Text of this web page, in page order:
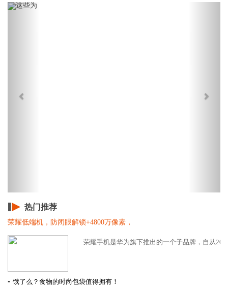
Previous
热门推荐
荣耀低端机，防闭眼解锁+4800万像素，
荣耀手机是华为旗下推出的一个子品牌，自从
▪ 饿了么？食物的时尚包袋值得拥有！